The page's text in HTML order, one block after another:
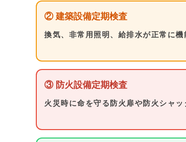
② 建築設備定期検査
換気、非常用照明、給排水が正常に機
③ 防火設備定期検査
火災時に命を守る防火扉や防火シャ